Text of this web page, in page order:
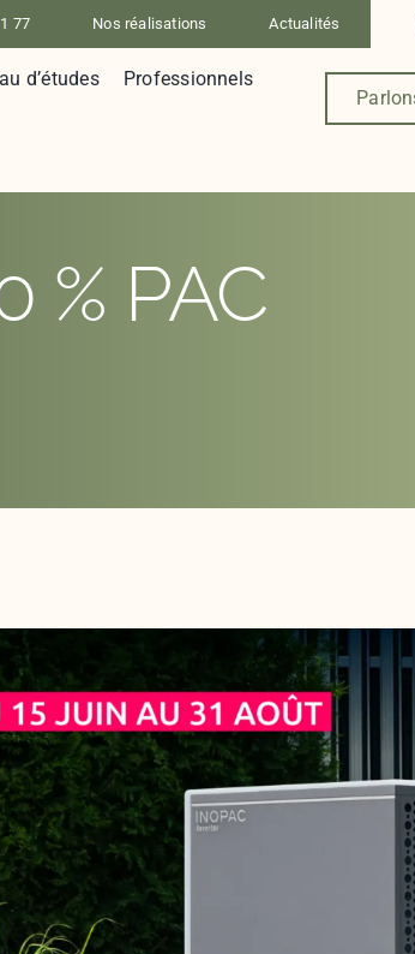
77 Nos réalisations Actualités
d’études
Professionnels
% PAC